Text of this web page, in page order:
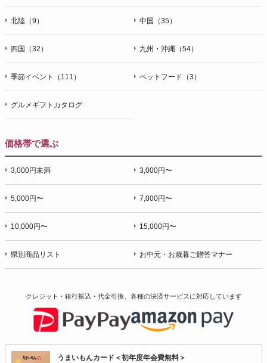
北陸（9） 中国（35）
四国（32） 九州・沖縄（54）
季節イベント（111） ペットフード（3）
グルメギフトカタログ
価格帯で選ぶ
3,000円未満 3,000円〜
5,000円〜 7,000円〜
10,000円〜 15,000円〜
県別商品リスト お中元・お歳暮ご贈答マナー
クレジット・銀行振込・代金引換、各種の決済サービスに対応しています
うまいもんカード＜初年度年会費無料＞